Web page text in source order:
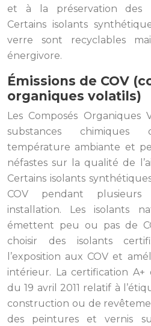
et à la préservation des
Certains isolants
verre sont recyclables
énergivore.
Émissions de COV
organiques volatils)
Les Composés Organiques
substances chimiques
température ambiante et
néfastes sur la qualité de
Certains isolants
COV pendant
installation. Les isolants
émettent peu ou pas de
choisir des isolants
l’exposition aux COV et
intérieur. La certification A+
du 19 avril 2011 relatif à
construction ou de
des peintures et vernis